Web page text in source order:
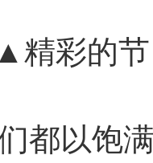
▲精彩的
都以饱